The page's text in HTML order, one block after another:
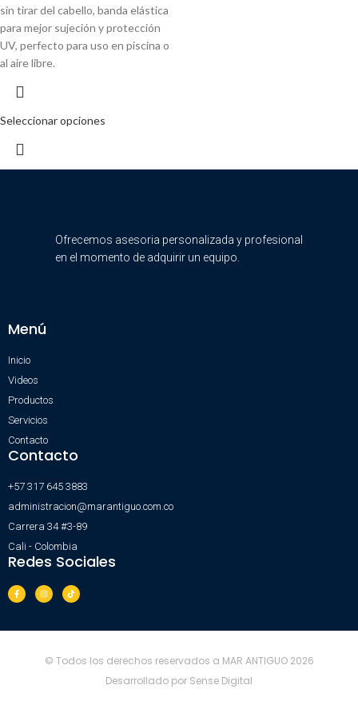
sin tirar del cabello, banda elástica
para mejor sujeción y protección
UV, perfecto para uso en piscina o
al aire libre.
Seleccionar opciones
Ofrecemos asesoria personalizada y profesional
en el momento de adquirir un equipo.
Menú
Inicio
Videos
Productos
Servicios
Contacto
Contacto
+57 317 645 3883
administracion@marantiguo.com.co
Carrera 34 #3-89
Cali - Colombia
Redes Sociales
© Todos los derechos reservados a MAR ANTIGUO 2026
Desarrollado por Sense Digital